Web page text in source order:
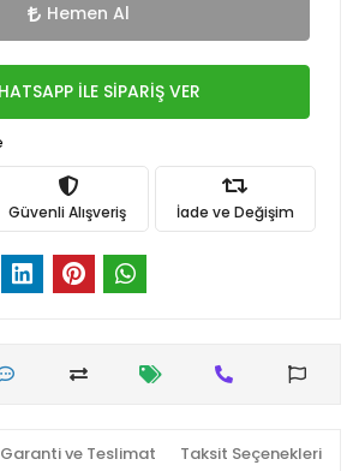
Hemen Al
İLE SİPARİŞ VER
Güvenli Alışveriş İade ve Değişim
Garanti ve Teslimat Taksit Seçenekleri